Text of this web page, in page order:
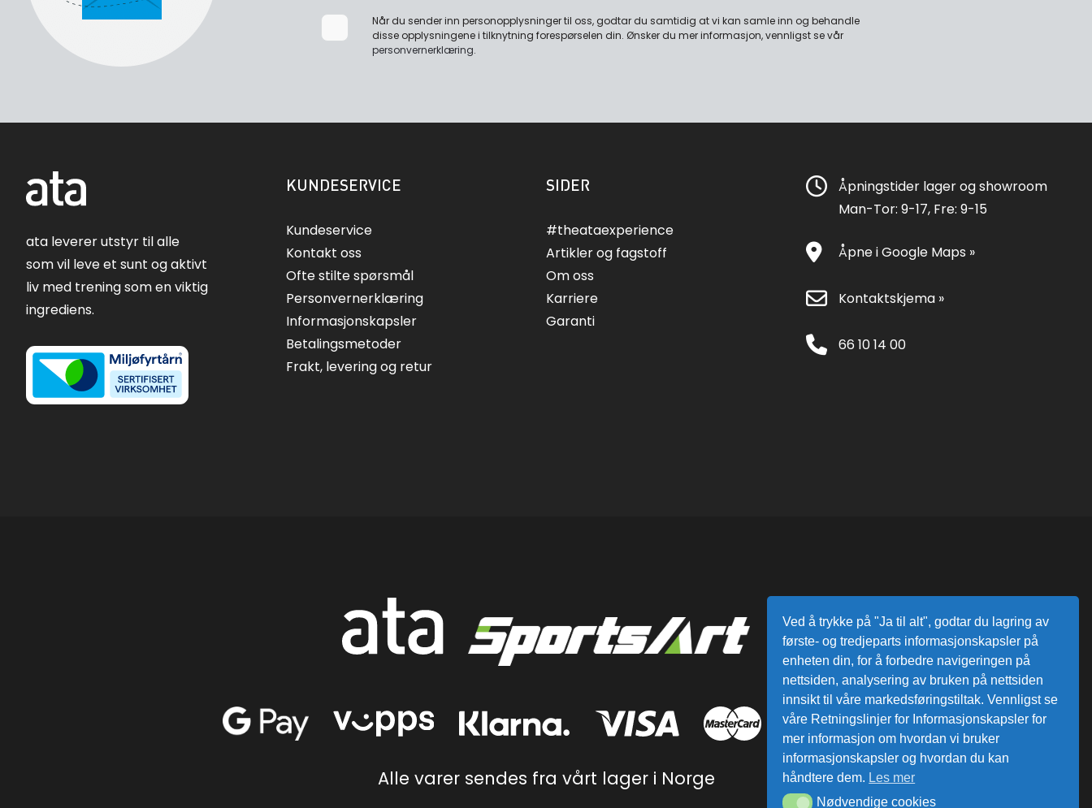
Når du sender inn personopplysninger til oss, godtar du samtidig at vi kan samle inn og behandle
disse opplysningene i tilknytning forespørselen din. Ønsker du mer informasjon, vennligst se vår
personvernerklæring.
ata leverer utstyr til alle
som vil leve et sunt og aktivt
liv med trening som en viktig
ingrediens.
KUNDESERVICE
Kundeservice
Kontakt oss
Ofte stilte spørsmål
Personvernerklæring
Informasjonskapsler
Betalingsmetoder
Frakt, levering og retur
SIDER
#theataexperience
Artikler og fagstoff
Om oss
Karriere
Garanti
Åpningstider lager og showroom
Man-Tor: 9-17, Fre: 9-15
Åpne i Google Maps »
Kontaktskjema »
66 10 14 00
Alle varer sendes fra vårt lager i Norge
Ved å trykke på "Ja til alt", godtar du lagring av
første- og tredjeparts informasjonskapsler på
enheten din, for å forbedre navigeringen på
nettsiden, analysering av bruken på nettsiden
innsikt til våre markedsføringstiltak. Vennligst se
våre Retningslinjer for Informasjonskapsler for
mer informasjon om hvordan vi bruker
informasjonskapsler og hvordan du kan
håndtere dem. Les mer
Nødvendige cookies